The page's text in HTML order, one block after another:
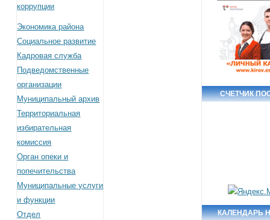
коррупции
Экономика района
Социальное развитие
Кадровая служба
Подведомственные
организации
Муниципальный архив
Территориальная
избирательная
комиссия
Орган опеки и
попечительства
Муниципальные услуги
и функции
Отдел
СЧЕТЧИК
КАЛЕНДАРЬ